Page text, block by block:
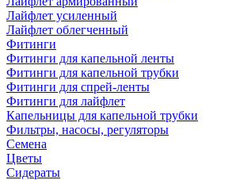
Лайфлет усиленный
Лайфлет облегченный
Фитинги
Фитинги для капельной ленты
Фитинги для капельной трубки
Фитинги для спрей-ленты
Фитинги для лайфлет
Капельницы для капельной трубки
Фильтры, насосы, регуляторы
Семена
Цветы
Сидераты